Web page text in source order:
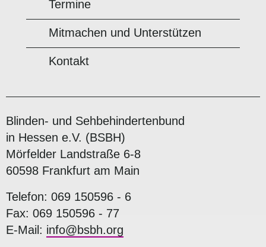
Termine
Mitmachen und Unterstützen
Kontakt
Blinden- und Sehbehindertenbund
in Hessen e.V. (BSBH)
Mörfelder Landstraße 6-8
60598 Frankfurt am Main
Telefon: 069 150596 - 6
Fax: 069 150596 - 77
E-Mail: info@bsbh.org